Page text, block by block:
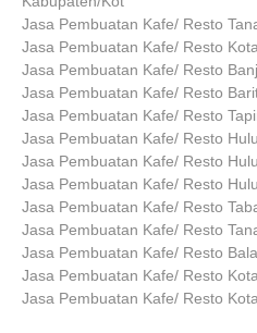
Jasa Pembuatan Kafe/ Resto
Jasa Pembuatan Kafe/ Resto
Jasa Pembuatan Kafe/ Resto
Jasa Pembuatan Kafe/ Resto
Jasa Pembuatan Kafe/ Resto
Jasa Pembuatan Kafe/ Resto
Jasa Pembuatan Kafe/ Resto
Jasa Pembuatan Kafe/ Resto
Jasa Pembuatan Kafe/ Resto
Jasa Pembuatan Kafe/ Resto
Jasa Pembuatan Kafe/ Resto
Jasa Pembuatan Kafe/ Resto
Jasa Pembuatan Kafe/ Resto